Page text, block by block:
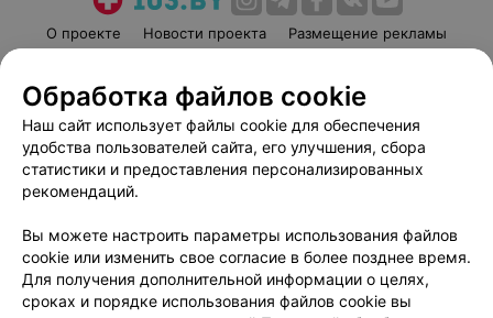
О проекте Новости проекта
Размещение рекламы
Пользовательское соглашение
Способы оплаты
Вакансии
Партнеры
Написать руководителю 103.by
Обработка персональных данных
Обработка файлов cookie
Наш сайт использует файлы cookie для обеспечения
удобства пользователей сайта, его улучшения, сбора
статистики и предоставления персонализированных
рекомендаций.
Вы можете настроить параметры использования файлов
cookie или изменить свое согласие в более позднее время.
Для получения дополнительной информации о целях,
сроках и порядке использования файлов cookie вы